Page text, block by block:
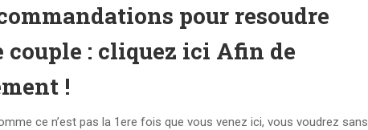
pour resoudre
couple : cliquez ici Afin de
!
ce n’est pas la 1ere fois que vous venez ici, vous voudrez